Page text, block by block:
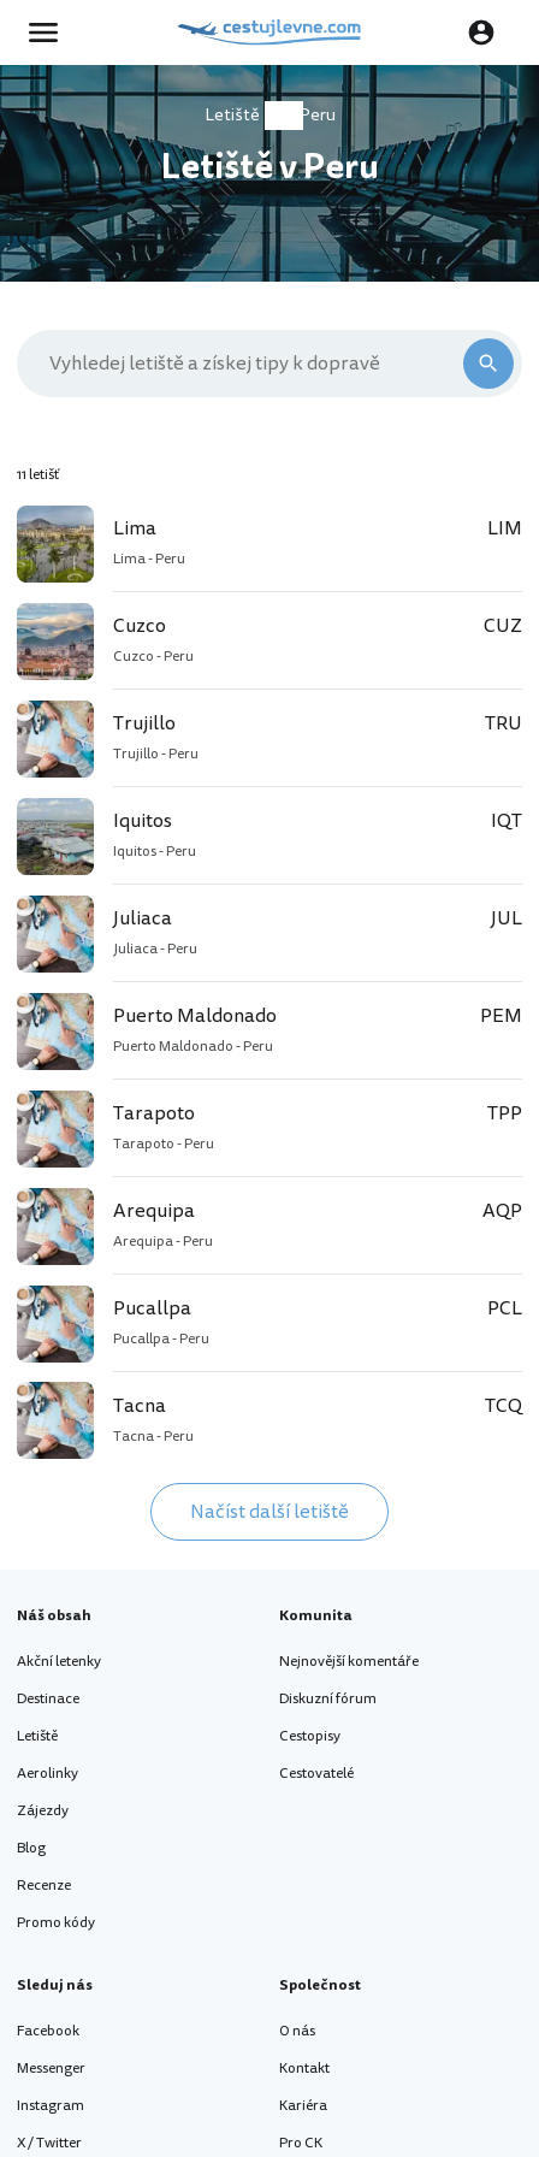
Letiště Peru
Letiště v Peru
11 letišť
Lima
Lima - Peru
LIM
Cuzco
Cuzco - Peru
CUZ
Trujillo
Trujillo - Peru
TRU
Iquitos
Iquitos - Peru
IQT
Juliaca
Juliaca - Peru
JUL
Puerto Maldonado
Puerto Maldonado - Peru
PEM
Tarapoto
Tarapoto - Peru
TPP
Arequipa
Arequipa - Peru
AQP
Pucallpa
Pucallpa - Peru
PCL
Tacna
Tacna - Peru
TCQ
Načíst další letiště
Náš obsah
Akční letenky
Destinace
Letiště
Aerolinky
Zájezdy
Blog
Recenze
Promo kódy
Komunita
Nejnovější komentáře
Diskuzní fórum
Cestopisy
Cestovatelé
Sleduj nás
Facebook
Messenger
Instagram
X / Twitter
Společnost
O nás
Kontakt
Kariéra
Pro CK